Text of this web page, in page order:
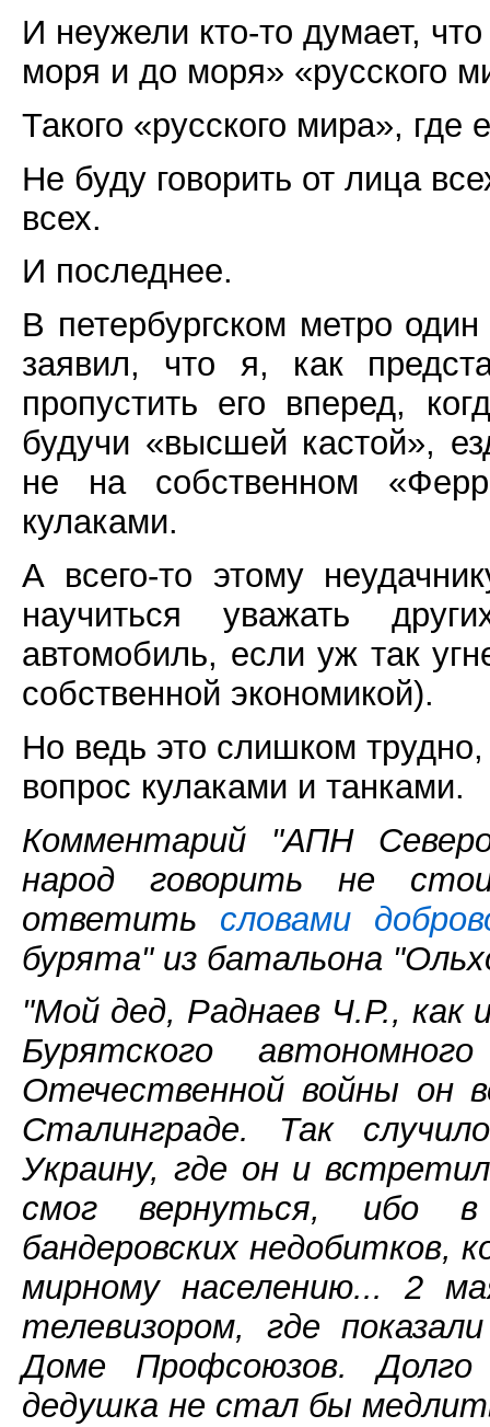
И неужели кто-то думает,
моря и до моря» «русского
Такого «русского мира»,
Не буду говорить от лица
всех.
И последнее.
В петербургском метро
заявил, что я, как
пропустить его вперед,
будучи «высшей кастой»,
не на собственном
кулаками.
А всего-то этому
научиться уважать
автомобиль, если уж так
собственной экономикой).
Но ведь это слишком
вопрос кулаками и танками.
Комментарий "АПН
народ говорить не
ответить словами
бурята" из батальона
"Мой дед, Раднаев Ч.Р., как
Бурятского
Отечественной войны он
Сталинграде. Так
Украину, где он и
смог вернуться, ибо
бандеровских недобитков,
мирному населению... 2
телевизором, где
Доме Профсоюзов.
дедушка не стал бы